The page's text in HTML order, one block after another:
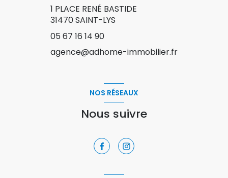
1 PLACE RENÉ BASTIDE
31470SAINT-LYS
05 67 16 14 90
agence@adhome-immobilier.fr
NOS RÉSEAUX
Nous suivre